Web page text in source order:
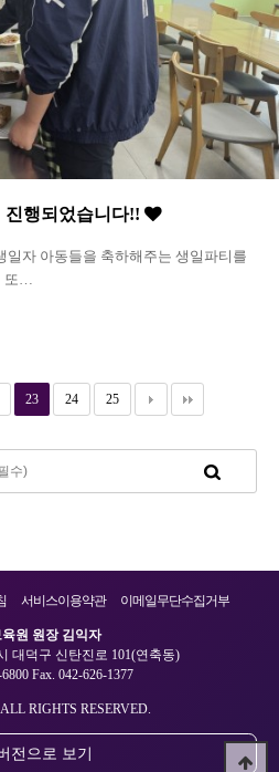
진행되었습니다!!
일자 아동들을 축하해주는 생일파티를
또…
23 24 25
서비스이용약관 이메일무단수집거부
원 원장 김익자
대덕구 신탄진로 101(연축동)
Fax. 042-626-1377
RIGHTS RESERVED.
전으로 보기